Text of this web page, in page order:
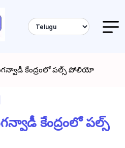
కేంద్రంలో పల్స్ పోలియో
కేంద్రంలో పల్స్